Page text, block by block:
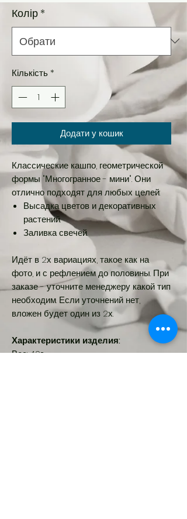
Колір *
Кількість*
Додати у кошик
Классические кашпо, геометрической
формы "Многогранное - мини". Они
отлично подходят для любых целей:
Высадка цветов и декоративных
растений.
Заливка свечей.
Идёт в 2х вариациях, такое как на
фото, и с рефлением до половины. При
заказе - уточните менеджеру какой тип
необходим. Если уточнений нет,
вложен будет один из 2х.
Характеристики изделия:
Вес: 40г